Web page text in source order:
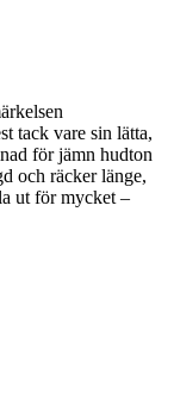
tack vare sin lätta,
för jämn hudton
och räcker länge,
ut för mycket –